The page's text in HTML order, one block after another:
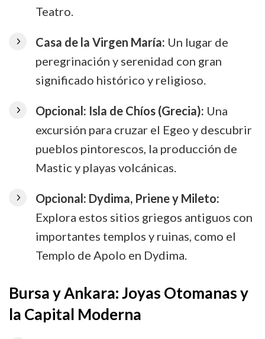
Teatro.
Casa de la Virgen María: Un lugar de
peregrinación y serenidad con gran
significado histórico y religioso.
Opcional: Isla de Chíos (Grecia): Una
excursión para cruzar el Egeo y descubrir
pueblos pintorescos, la producción de
Mastic y playas volcánicas.
Opcional: Dydima, Priene y Mileto:
Explora estos sitios griegos antiguos con
importantes templos y ruinas, como el
Templo de Apolo en Dydima.
Bursa y Ankara: Joyas Otomanas y
la Capital Moderna